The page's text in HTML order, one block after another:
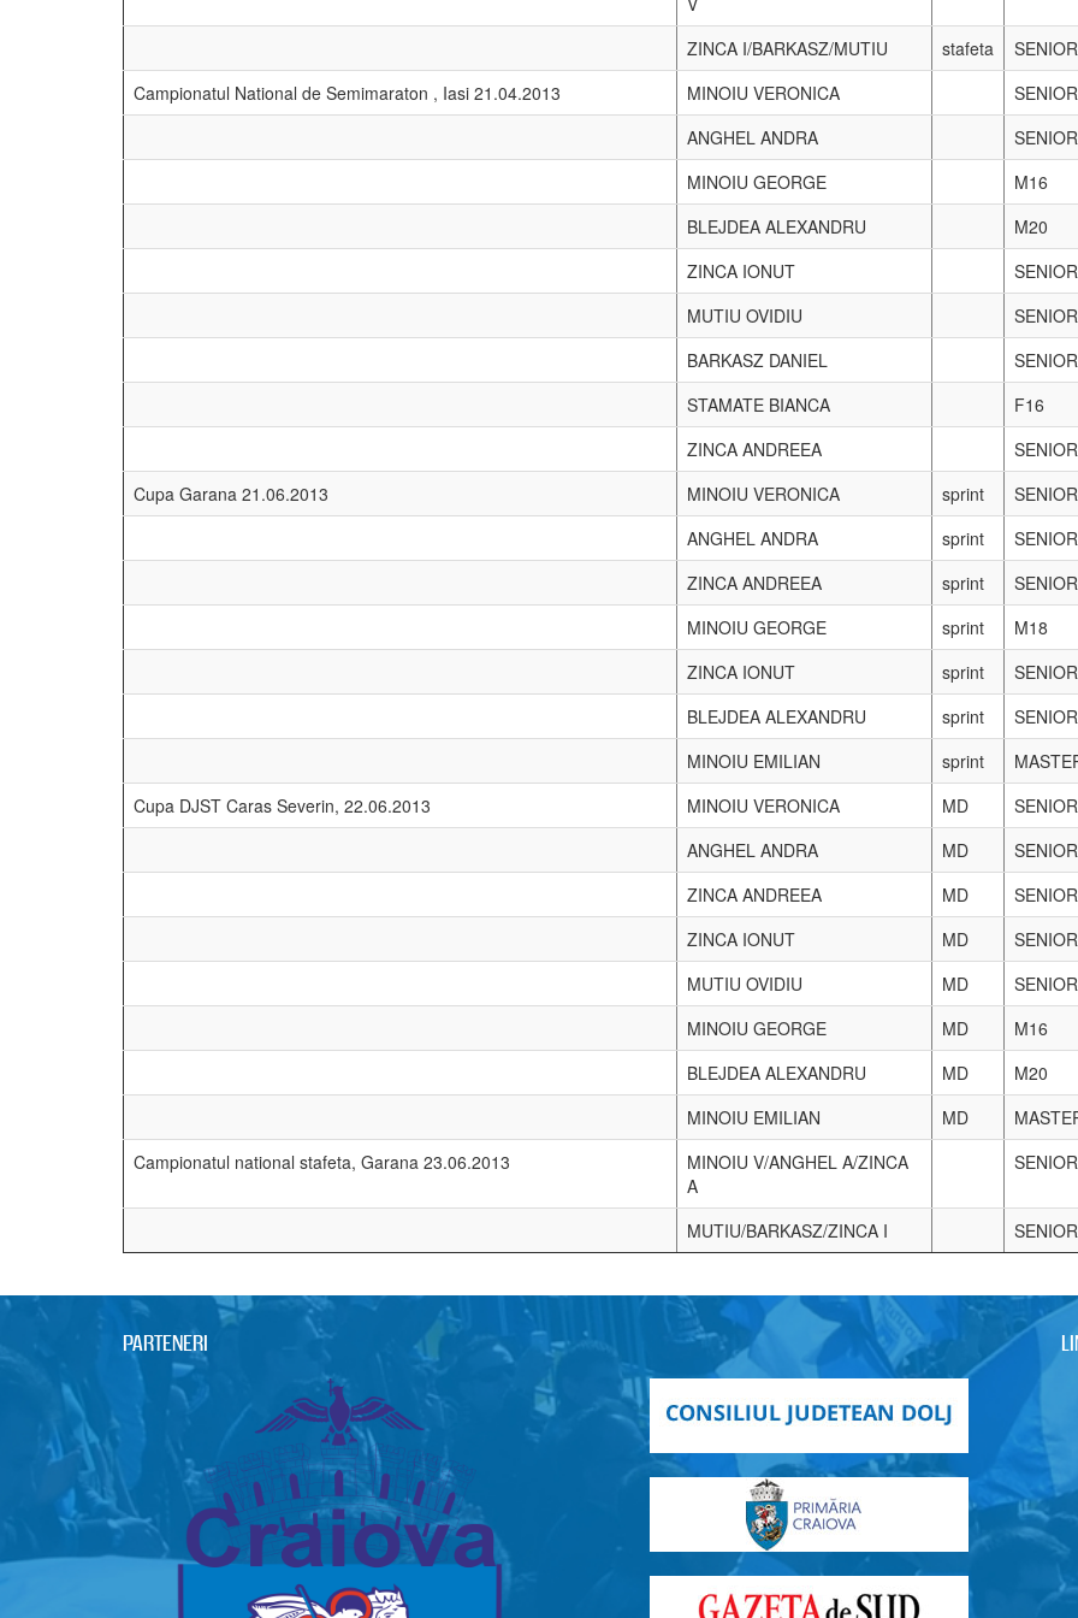
La Turneul International al Romaniei de juniori lupte libere ce a avut loc la Resita in perioada 22-24 mai 2009,
Sebastian a reusit sa cucereasca medalia de bronz
2013
SURUGIU CRISTIAN
ANGHEL ANDRA SENIORI
MINOIU VERONICA
MUTIU OVIDIU
M21
ZINCA ANDREEA
MINOIU VERONICA
SENIORI
BLEJDEA ALEXANDRU
M20
MINOIU EMILIAN
LD
ZINCA ANDREEA
LD
ANGHEL ANDRA
MD
MINOIU VERONICA
MD SENIORI
BLEJDEA ALEXANDRU
MD M20
MINOIU EMILIAN
MD
ZINCA A/ANGHEL A/MINOIU
V
stafeta
ZINCA I/BARKASZ/MUTIU stafeta
Campionatul National de Semimaraton , Iasi 21.04.2013
MINOIU VERONICA
ANGHEL ANDRA
MINOIU GEORGE
M16
BLEJDEA ALEXANDRU
M20
ZINCA IONUT
MUTIU OVIDIU
BARKASZ DANIEL
STAMATE BIANCA
ZINCA ANDREEA
ANGHEL ANDRA
sprint SENIORI
ZINCA ANDREEA
sprint
MINOIU GEORGE
sprint
BLEJDEA ALEXANDRU
MINOIU EMILIAN
sprint
Cupa DJST Caras Severin, 22.06.2013
MINOIU VERONICA MD